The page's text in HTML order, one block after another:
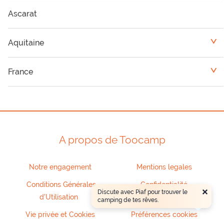
Ascarat
Aquitaine <
Camping Lot et Garonne
France <
A propos de Toocamp
Notre engagement Mentions legales
Conditions Générales
d'Utilisation
Confidentialité
Vie privée et Cookies Préférences cookies
×
Discute avec Piaf pour trouver le
camping de tes rêves.